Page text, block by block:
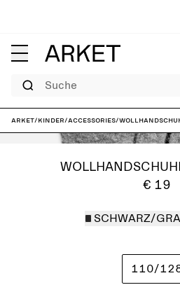
Suche
ARKET/Kinder/Accessories/
€ 19
SCHWARZ/
110/